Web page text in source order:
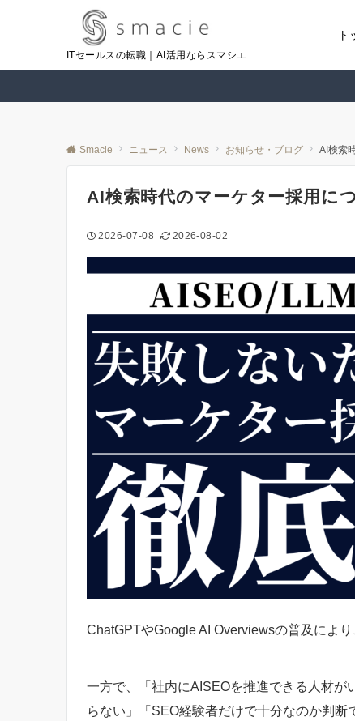
ITセールスの転職｜AI活用ならスマシエ
ト
Smacie ニュース News お知らせ・ブログ AI検索
AI検索時代のマーケター採用に
2026-07-08 2026-08-02
ChatGPTやGoogle AI Overviewsの普及によ
一方で、「社内にAISEOを推進できる人材
らない」「SEO経験者だけで十分なのか判断